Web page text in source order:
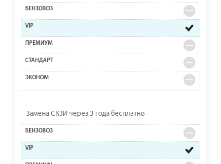
Замена СКЗИ через 3 года бесплатно